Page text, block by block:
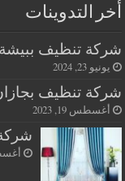
أخر التدوينات
شركة تنظيف ببيشة
يونيو 23, 2024
شركة تنظيف
أغسطس 19, 2023
أغسطس